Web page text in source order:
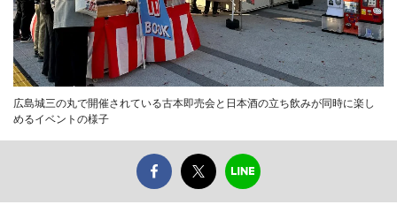
広島城三の丸で開催されている古本即売会と日本酒の立ち飲みが同時に楽し
めるイベントの様子